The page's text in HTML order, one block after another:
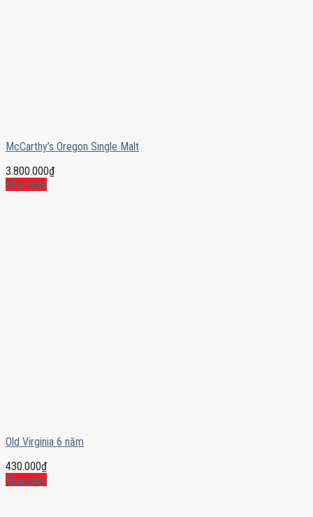
McCarthy’s Oregon Single Malt
3.800.000₫
Mua ngay
Old Virginia 6 năm
430.000₫
Mua ngay